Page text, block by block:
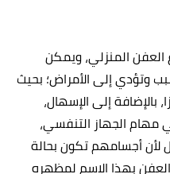
العفن المنزلي، ويمكن
وتؤدي إلى الأمراض؛ بحيث
بالإضافة إلى الإسهال،
مهام الجهاز التنفسي،
لأن أجسامهم تكون بحالة
بهذا الاسم لمظهره